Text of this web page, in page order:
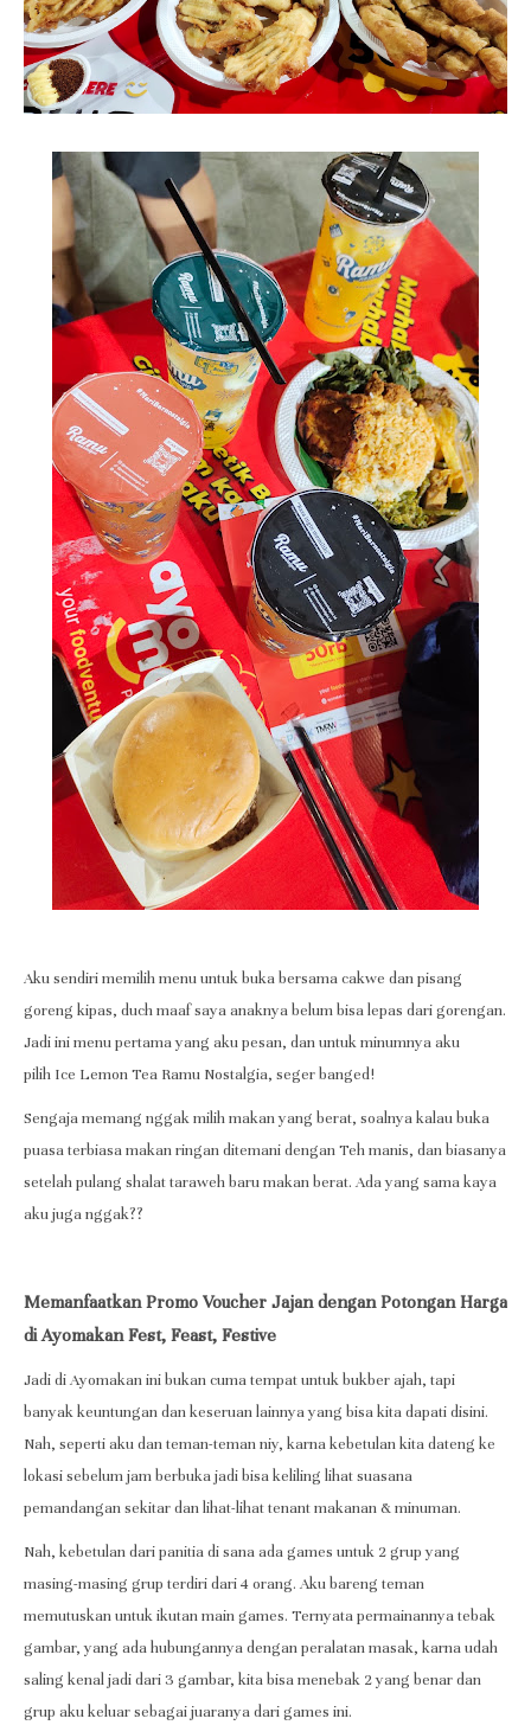
Aku sendiri memilih menu untuk buka bersama cakwe dan pisang
goreng kipas, duch maaf saya anaknya belum bisa lepas dari gorengan.
Jadi ini menu pertama yang aku pesan, dan untuk minumnya aku
pilih Ice Lemon Tea Ramu Nostalgia, seger banged!
Sengaja memang nggak milih makan yang berat, soalnya kalau buka
puasa terbiasa makan ringan ditemani dengan Teh manis, dan biasanya
setelah pulang shalat taraweh baru makan berat. Ada yang sama kaya
aku juga nggak??
Memanfaatkan Promo Voucher Jajan dengan Potongan Harga
di Ayomakan Fest, Feast, Festive
Jadi di Ayomakan ini bukan cuma tempat untuk bukber ajah, tapi
banyak keuntungan dan keseruan lainnya yang bisa kita dapati disini.
Nah, seperti aku dan teman-teman niy, karna kebetulan kita dateng ke
lokasi sebelum jam berbuka jadi bisa keliling lihat suasana
pemandangan sekitar dan lihat-lihat tenant makanan & minuman.
Nah, kebetulan dari panitia di sana ada games untuk 2 grup yang
masing-masing grup terdiri dari 4 orang. Aku bareng teman
memutuskan untuk ikutan main games. Ternyata permainannya tebak
gambar, yang ada hubungannya dengan peralatan masak, karna udah
saling kenal jadi dari 3 gambar, kita bisa menebak 2 yang benar dan
grup aku keluar sebagai juaranya dari games ini.